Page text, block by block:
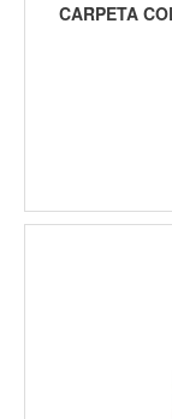
CARPETA